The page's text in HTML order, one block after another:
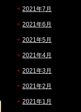
2021年7月
2021年6月
2021年5月
2021年4月
2021年3月
2021年2月
2021年1月